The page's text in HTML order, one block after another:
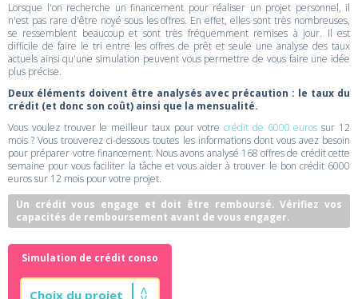
Lorsque l'on recherche un financement pour réaliser un projet personnel, il
n'est pas rare d'être noyé sous les offres. En effet, elles sont très nombreuses,
se ressemblent beaucoup et sont très fréquemment remises à jour. Il est
difficile de faire le tri entre les offres de prêt et seule une analyse des taux
actuels ainsi qu'une simulation peuvent vous permettre de vous faire une idée
plus précise.
Deux éléments doivent être analysés avec précaution : le taux du
crédit (et donc son coût) ainsi que la mensualité.
Vous voulez trouver le meilleur taux pour votrecrédit de 6000 euros sur 12
mois ? Vous trouverez ci-dessous toutes les informations dont vous avez besoin
pour préparer votre financement. Nous avons analysé 168 offres de crédit cette
semaine pour vous faciliter la tâche et vous aider à trouver le bon crédit 6000
euros sur 12 mois pour votre projet.
Un crédit vous engage et doit être remboursé. Vérifiez vos
capacités de remboursement avant de vous engager.
Simulation de crédit conso